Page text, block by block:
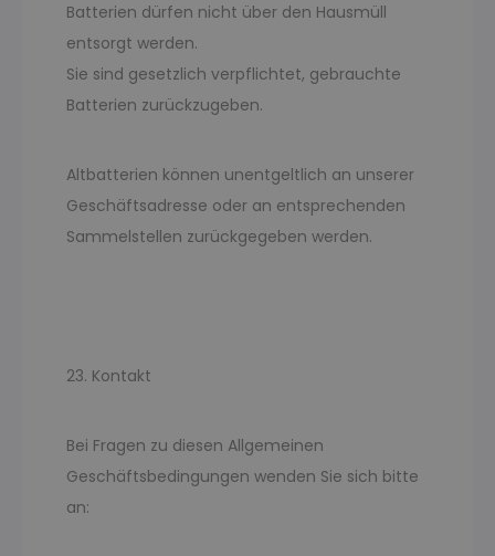
Batterien dürfen nicht über den Hausmüll
entsorgt werden.
Sie sind gesetzlich verpflichtet, gebrauchte
Batterien zurückzugeben.
Altbatterien können unentgeltlich an unserer
Geschäftsadresse oder an entsprechenden
Sammelstellen zurückgegeben werden.
23. Kontakt
Bei Fragen zu diesen Allgemeinen
Geschäftsbedingungen wenden Sie sich bitte
an: